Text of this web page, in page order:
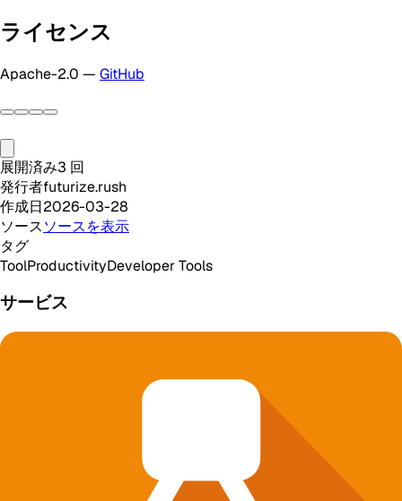
ライセンス
Apache-2.0 — GitHub
展開済み3 回
発行者futurize.rush
作成日2026-03-28
ソースソースを表示
タグ
ToolProductivityDeveloper Tools
サービス